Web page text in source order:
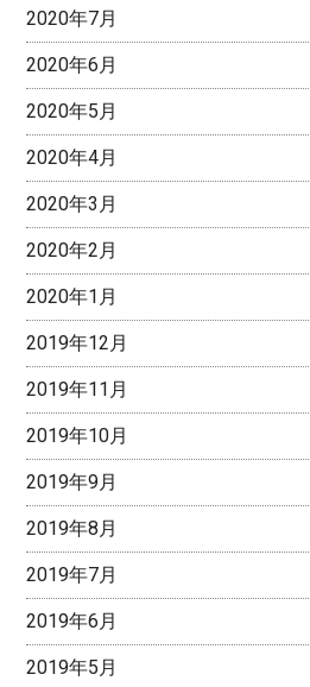
2020年7月
2020年6月
2020年5月
2020年4月
2020年3月
2020年2月
2020年1月
2019年12月
2019年11月
2019年10月
2019年9月
2019年8月
2019年7月
2019年6月
2019年5月